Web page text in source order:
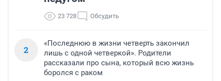
23 728 Обсудить
2
«Последнюю в жизни четверть закончил
лишь с одной четверкой». Родители
рассказали про сына, который всю жизнь
боролся с раком